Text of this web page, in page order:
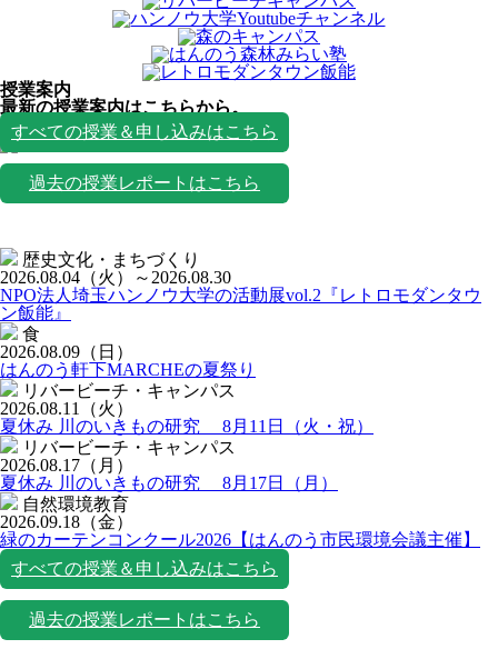
授業案内
最新の授業案内はこちらから。
授業一覧
すべての授業＆申し込みはこちら
過去の授業レポートはこちら
歴史文化・まちづくり
2026.08.04 （火）
～2026.08.30
NPO法人埼玉ハンノウ大学の活動展vol.2『レトロモダンタウ
ン飯能』
食
2026.08.09 （日）
はんのう軒下MARCHEの夏祭り
リバービーチ・キャンパス
2026.08.11
（火）
夏休み 川のいきもの研究 8月11日（火・祝）
リバービーチ・キャンパス
2026.08.17 （月）
夏休み 川のいきもの研究 8月17日（月）
自然環境教育
2026.09.18 （金）
緑のカーテンコンクール2026【はんのう市民環境会議主催】
すべての授業＆申し込みはこちら
過去の授業レポートはこちら